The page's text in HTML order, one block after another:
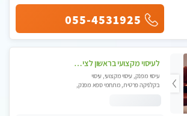
055-4531925
לעיסוי מקצועי בראשון לציון ואיכותי מומלץ מאוד!! ממתינה לך שתגיע מעסה פרטית- ללא מין !!
עיסוי מפנק, עיסוי מקצועי, עיסוי
בקלניקה פרטית, מתחמי ספא מפנק,